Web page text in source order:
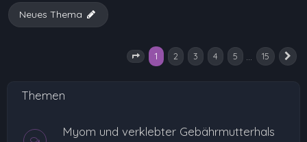
Neues Thema
Seite von 15
1 2 3 4 5 … 15
Themen
Myom und verklebter Gebährmutterhals